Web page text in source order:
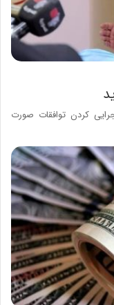
کردن توافقات صورت